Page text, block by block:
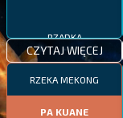
RZADKA
CZYTAJ WIĘCEJ
RZEKA MEKONG
PA KUANE